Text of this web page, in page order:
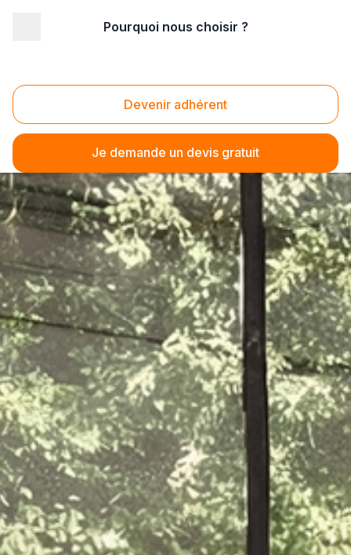
Pourquoi nous choisir ?
Devenir adhérent
Je demande un devis gratuit